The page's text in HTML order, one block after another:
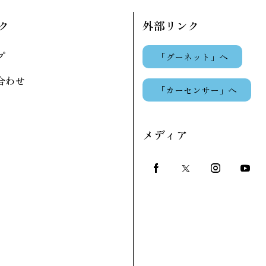
わせ
外部リンク
「グーネット」へ
「カーセンサー」へ
メディア